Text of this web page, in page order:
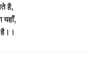
है,
यहाँ,